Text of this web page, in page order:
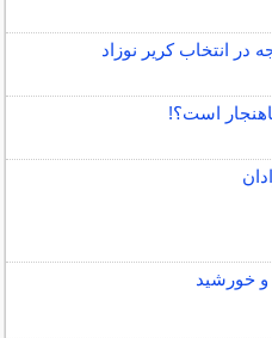
در انتخاب کریر نوزاد
است؟!
و خورشید